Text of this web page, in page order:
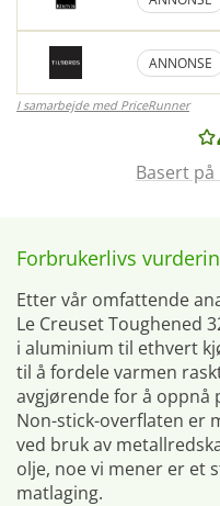
ANNONSE
I samarbejde med PriceRunner
Basert
Forbrukerlivs
Etter vår omfattende
Le Creuset Toughened
i aluminium til ethvert
til å fordele varmen
avgjørende for å
Non-stick-overflaten er
ved bruk av
olje, noe vi mener er et
matlaging.